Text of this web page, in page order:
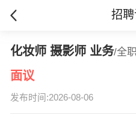
招
化妆师 摄影师 业务/全职
面议
发布时间:2026-08-06